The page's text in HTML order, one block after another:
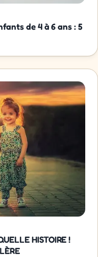
de 4 à 6 ans : 5
HISTOIRE !